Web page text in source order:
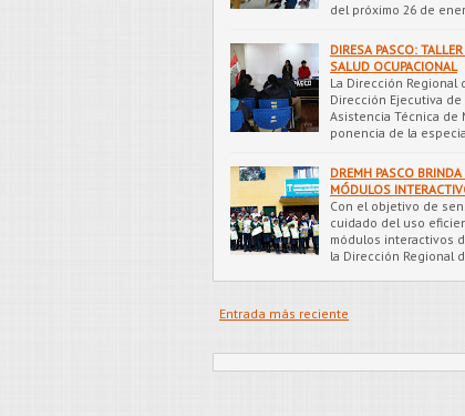
del próximo 26 de
DIRESA PASCO:
SALUD OCUPACIONAL
La Dirección Regional
Dirección Ejecutiva
Asistencia Técnica de
ponencia de la
DREMH PASCO
MÓDULOS
Con el objetivo de
cuidado del uso
módulos interactivos
la Dirección Regional d…
Entrada más reciente